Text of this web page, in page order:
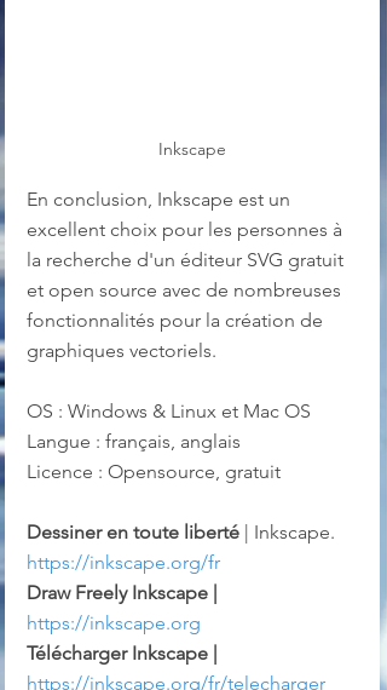
Inkscape
En conclusion, Inkscape est un
excellent choix pour les personnes à
la recherche d'un éditeur SVG gratuit
et open source avec de nombreuses
fonctionnalités pour la création de
graphiques vectoriels.
OS : Windows & Linux et Mac OS
Langue : français, anglais
Licence : Opensource, gratuit
Dessiner en toute liberté | Inkscape.
https://inkscape.org/fr
Draw Freely Inkscape |
https://inkscape.org
Télécharger Inkscape |
https://inkscape.org/fr/telecharger